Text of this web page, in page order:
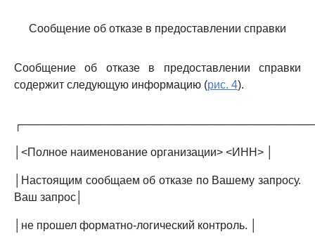
Сообщение об отказе в предоставлении справки
Сообщение об отказе в предоставлении справки
содержит следующую информацию (рис. 4).
│<Полное наименование организации> <ИНН> │
│Настоящим сообщаем об отказе по Вашему запросу.
Ваш запрос│
│не прошел форматно-логический контроль. │